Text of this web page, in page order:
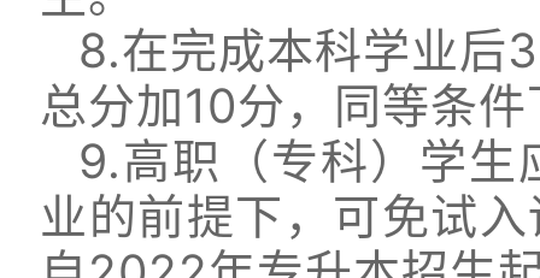
8.在完成本科学业后
总分加10分，同等条
9.高职（专科）学生
业的前提下，可免试